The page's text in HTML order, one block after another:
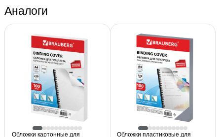
Аналоги
Обложки картонные для
Обложки пластиковые для